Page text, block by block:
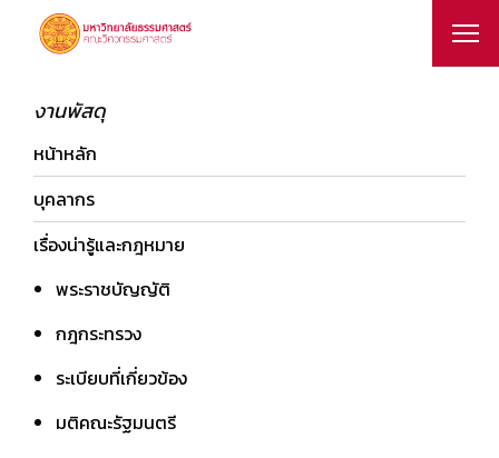
งานพัสดุ
หน้าหลัก
บุคลากร
เรื่องน่ารู้และกฎหมาย
พระราชบัญญัติ
กฎกระทรวง
ระเบียบที่เกี่ยวข้อง
มติคณะรัฐมนตรี